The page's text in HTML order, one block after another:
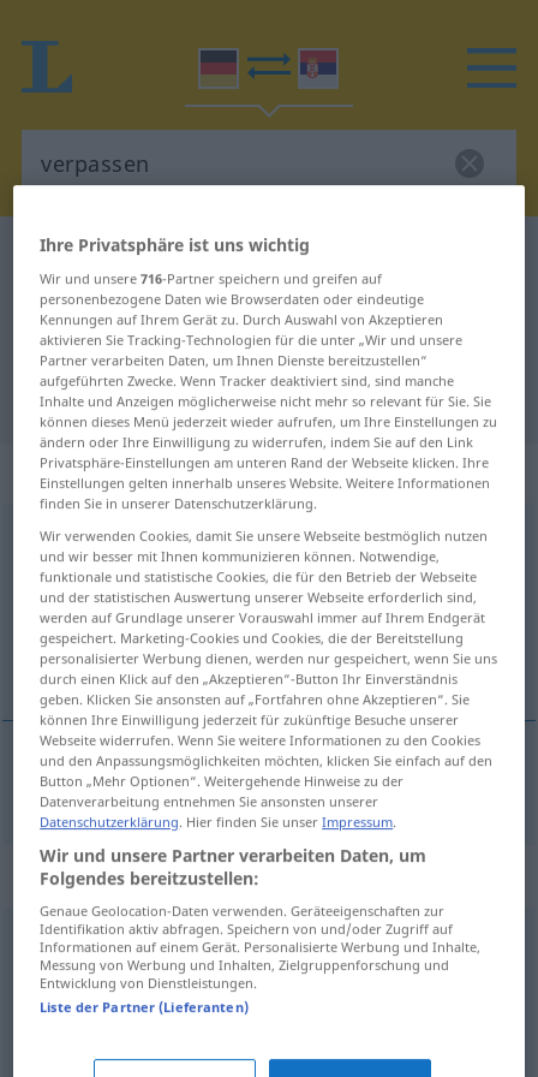
Deutsch-Serbisch Wörterbuch
Deutsch-Serbisch Übersetzung für
"verpassen"
"verpassen" Serbisch Übersetzung
„verpassen“
verpassen
Übersicht aller Übersetzungen
(Für mehr Details die Übersetzung anklicken/antippen)
пропуштати
пропуштати verpassen
Synonyme für "verpassen"
erteilen (Amtsdeutsch),geben
überhören
Ihre Privatsphäre ist uns wichtig
Wir und unsere716-Partner speichern und greifen auf
personenbezogene Daten wie Browserdaten oder eindeutige
Kennungen auf Ihrem Gerät zu. Durch Auswahl von Akzeptieren
aktivieren Sie Tracking-Technologien für die unter „Wir und unsere
Partner verarbeiten Daten, um Ihnen Dienste bereitzustellen“
aufgeführten Zwecke. Wenn Tracker deaktiviert sind, sind manche
Inhalte und Anzeigen möglicherweise nicht mehr so relevant für Sie. Sie
können dieses Menü jederzeit wieder aufrufen, um Ihre Einstellungen zu
ändern oder Ihre Einwilligung zu widerrufen, indem Sie auf den Link
Privatsphäre-Einstellungen am unteren Rand der Webseite klicken. Ihre
Einstellungen gelten innerhalb unseres Website. Weitere Informationen
finden Sie in unserer Datenschutzerklärung.
Wir verwenden Cookies, damit Sie unsere Webseite bestmöglich nutzen
und wir besser mit Ihnen kommunizieren können. Notwendige,
funktionale und statistische Cookies, die für den Betrieb der Webseite
und der statistischen Auswertung unserer Webseite erforderlich sind,
werden auf Grundlage unserer Vorauswahl immer auf Ihrem Endgerät
gespeichert. Marketing-Cookies und Cookies, die der Bereitstellung
personalisierter Werbung dienen, werden nur gespeichert, wenn Sie uns
durch einen Klick auf den „Akzeptieren“-Button Ihr Einverständnis
geben. Klicken Sie ansonsten auf „Fortfahren ohne Akzeptieren“. Sie
können Ihre Einwilligung jederzeit für zukünftige Besuche unserer
Webseite widerrufen. Wenn Sie weitere Informationen zu den Cookies
und den Anpassungsmöglichkeiten möchten, klicken Sie einfach auf den
Button „Mehr Optionen“. Weitergehende Hinweise zu der
Datenverarbeitung entnehmen Sie ansonsten unserer
Datenschutzerklärung. Hier finden Sie unserImpressum.
Wir und unsere Partner verarbeiten Daten, um
Folgendes bereitzustellen:
Genaue Geolocation-Daten verwenden. Geräteeigenschaften zur
Identifikation aktiv abfragen. Speichern von und/oder Zugriff auf
Informationen auf einem Gerät. Personalisierte Werbung und Inhalte,
Messung von Werbung und Inhalten, Zielgruppenforschung und
Entwicklung von Dienstleistungen.
Liste der Partner (Lieferanten)